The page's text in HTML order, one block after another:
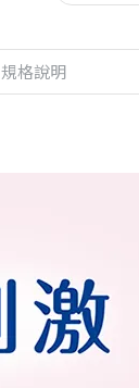
規格說明